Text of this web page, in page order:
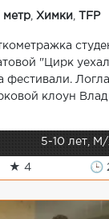
метр Химки TFP
"Цирк
фестивали.
клоун Влад
5-10 лет,
★ 4 🕒